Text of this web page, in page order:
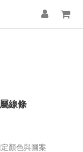
線條
顏色與圖案